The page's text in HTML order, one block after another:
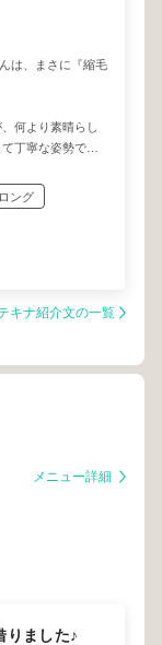
は、まさに『縮毛
何より素晴らし
丁寧な姿勢で
うな細やかな気
感に繋がるはず
んです。
ング
キナ紹介文の一覧
メニュー詳細
ました♪